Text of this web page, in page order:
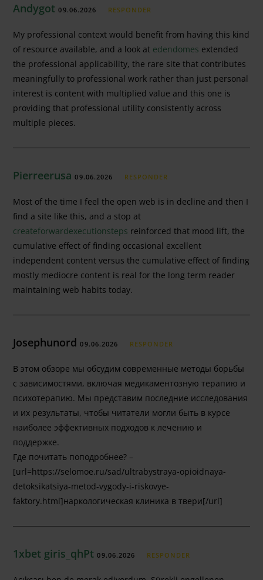
Andygot 09.06.2026 RESPONDER
My professional context would benefit from having this kind
of resource available, and a look at edendomes extended
the professional applicability, the rare site that contributes
meaningfully to professional work rather than just personal
interest is content with multiplied value and this one is
providing that professional utility consistently across
multiple pieces.
Pierreerusa 09.06.2026 RESPONDER
Most of the time I feel the open web is in decline and then I
find a site like this, and a stop at
createforwardexecutionsteps reinforced that mood lift, the
cumulative effect of finding occasional excellent
independent content versus the cumulative effect of finding
mostly mediocre content is real for the long term reader
maintaining web habits today.
Josephunord09.06.2026 RESPONDER
В этом обзоре мы обсудим современные методы борьбы
с зависимостями, включая медикаментозную терапию и
психотерапию. Мы представим последние исследования
и их результаты, чтобы читатели могли быть в курсе
наиболее эффективных подходов к лечению и
поддержке.
Где почитать поподробнее? –
[url=https://selomoe.ru/sad/ultrabystraya-opioidnaya-
detoksikatsiya-metod-vygody-i-riskovye-
faktory.html]наркологическая клиника в твери[/url]
1xbet giris_qhPt 09.06.2026 RESPONDER